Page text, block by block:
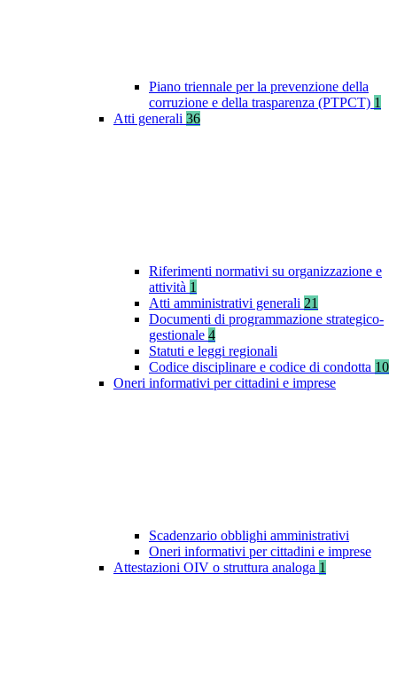
Piano triennale per la prevenzione della
corruzione e della trasparenza (PTPCT) 1
Atti generali 36
Riferimenti normativi su organizzazione e
attività 1
Atti amministrativi generali 21
Documenti di programmazione strategico-
gestionale 4
Statuti e leggi regionali
Codice disciplinare e codice di condotta 10
Oneri informativi per cittadini e imprese
Scadenzario obblighi amministrativi
Oneri informativi per cittadini e imprese
Attestazioni OIV o struttura analoga 1